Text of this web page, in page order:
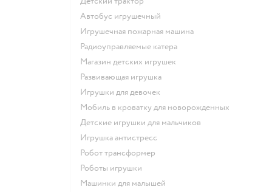
Автобус игрушечный
Игрушечная пожарная машина
Радиоуправляемые катера
Магазин детских игрушек
Развивающая игрушка
Игрушки для девочек
Мобиль в кроватку для новорожденных
Детские игрушки для мальчиков
Игрушка антистресс
Робот трансформер
Роботы игрушки
Машинки для малышей